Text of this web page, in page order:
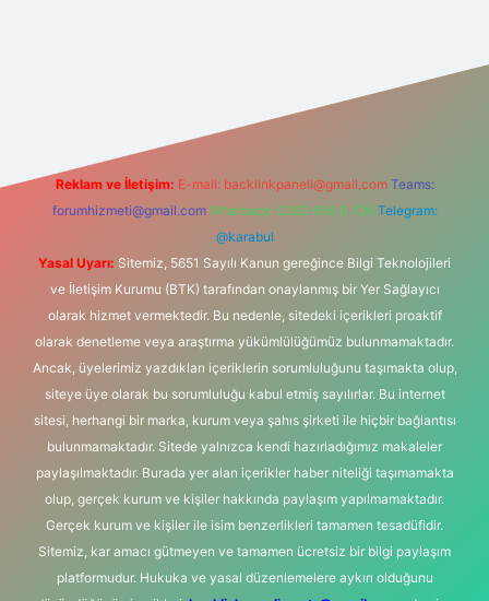
elexbetgiris.org
Reklam ve İletişim: E-mail: backlinkpaneli@gmail.com Teams:
forumhizmeti@gmail.com Whatsapp: 0262 606 0 726 Telegram:
@karabul
Yasal Uyarı: Sitemiz, 5651 Sayılı Kanun gereğince Bilgi Teknolojileri
ve İletişim Kurumu (BTK) tarafından onaylanmış bir Yer Sağlayıcı
olarak hizmet vermektedir. Bu nedenle, sitedeki içerikleri proaktif
olarak denetleme veya araştırma yükümlülüğümüz bulunmamaktadır.
Ancak, üyelerimiz yazdıkları içeriklerin sorumluluğunu taşımakta olup,
siteye üye olarak bu sorumluluğu kabul etmiş sayılırlar. Bu internet
sitesi, herhangi bir marka, kurum veya şahıs şirketi ile hiçbir bağlantısı
bulunmamaktadır. Sitede yalnızca kendi hazırladığımız makaleler
paylaşılmaktadır. Burada yer alan içerikler haber niteliği taşımamakta
olup, gerçek kurum ve kişiler hakkında paylaşım yapılmamaktadır.
Gerçek kurum ve kişiler ile isim benzerlikleri tamamen tesadüfidir.
Sitemiz, kar amacı gütmeyen ve tamamen ücretsiz bir bilgi paylaşım
platformudur. Hukuka ve yasal düzenlemelere aykırı olduğunu